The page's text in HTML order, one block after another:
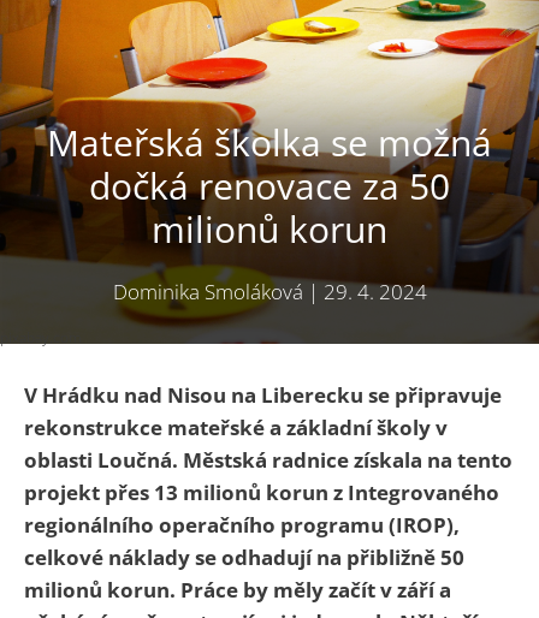
Mateřská školka se možná
dočká renovace za 50
milionů korun
Dominika Smoláková | 29. 4. 2024
V Hrádku nad Nisou na Liberecku se připravuje
rekonstrukce mateřské a základní školy v
oblasti Loučná. Městská radnice získala na tento
projekt přes 13 milionů korun z Integrovaného
regionálního operačního programu (IROP),
celkové náklady se odhadují na přibližně 50
milionů korun. Práce by měly začít v září a